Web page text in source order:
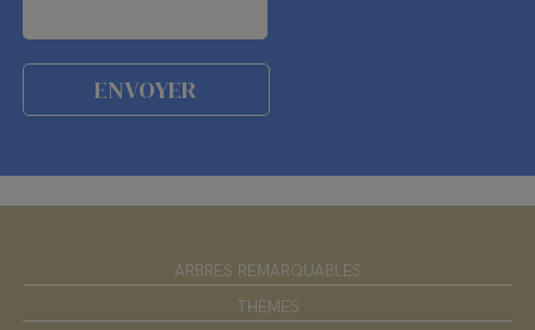
ARBRES REMARQUABLES
THÈMES